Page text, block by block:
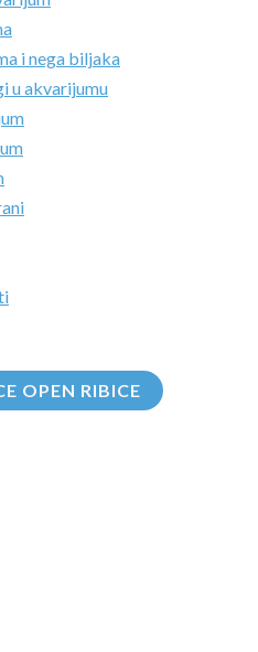
i nega biljaka
u akvarijumu
OPEN RIBICE